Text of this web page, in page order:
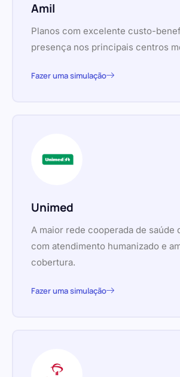
Amil
Planos com excelente custo-
presença nos principais centros
Fazer uma simulação
Unimed
A maior rede cooperada de saúde
com atendimento humanizado e
cobertura.
Fazer uma simulação